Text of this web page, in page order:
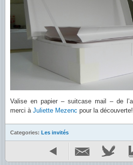
Valise en papier – suitcase mail – de
merci à Juliette Mezenc pour la
Categories: Les invités